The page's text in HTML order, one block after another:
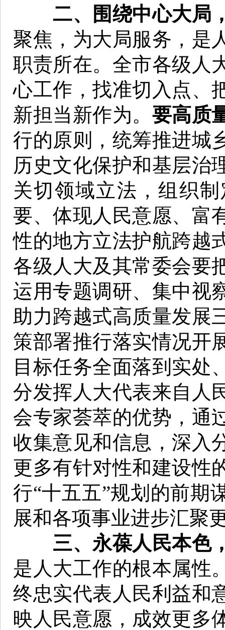
二、围绕中心大局
聚焦，为大局服务，是
职责所在。全市各级人
心工作，找准切入点、
新担当新作为。 要高质
行的原则，统筹推进城
历史文化保护和基层治
关切领域立法，组织
要、体现人民意愿、富
性的地方立法护航跨越
各级人大及其常委会要
运用专题调研、集中视
助力跨越式高质量发展
策部署推行落实情况开
目标任务全面落到实处
分发挥人大代表来自人
会专家荟萃的优势，通
收集意见和信息，深入
更多有针对性和建设性
行“十五五”规划的前期
展和各项事业进步汇聚
三、永葆人民本色
是人大工作的根本属性
终忠实代表人民利益和
映人民意愿，成效更多